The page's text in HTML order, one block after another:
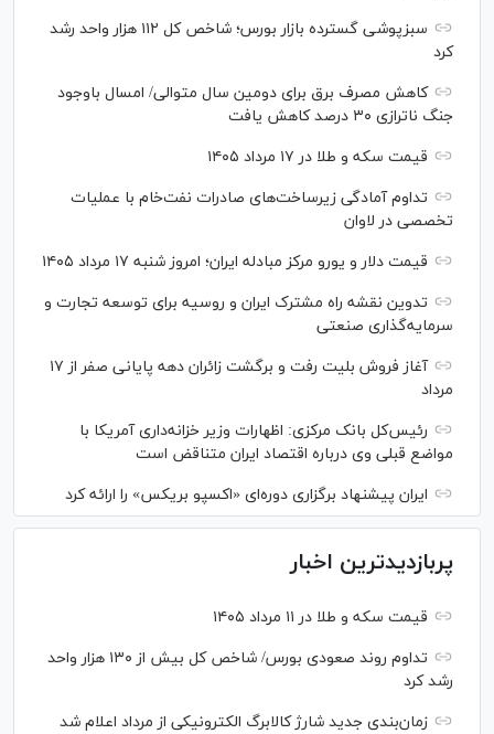
سبزپوشی گسترده بازار بورس؛ شاخص کل ۱۱۲ هزار واحد رشد
کرد
کاهش مصرف برق برای دومین سال متوالی/ امسال باوجود
جنگ ناترازی ۳۰ درصد کاهش یافت
قیمت سکه و طلا در ۱۷ مرداد ۱۴۰۵
تداوم آمادگی زیرساخت‌های صادرات نفت‌خام با عملیات
تخصصی در لاوان
قیمت دلار و یورو مرکز مبادله ایران؛ امروز شنبه ۱۷ مرداد ۱۴۰۵
تدوین نقشه راه مشترک ایران و روسیه برای توسعه تجارت و
سرمایه‌گذاری صنعتی
آغاز فروش بلیت رفت و برگشت زائران دهه پایانی صفر از ۱۷
مرداد
رئیس‌کل بانک مرکزی: اظهارات وزیر خزانه‌داری آمریکا با
مواضع قبلی وی درباره اقتصاد ایران متناقض است
ایران پیشنهاد برگزاری دوره‌ای «اکسپو بریکس» را ارائه کرد
پربازدیدترین اخبار
قیمت سکه و طلا در ۱۱ مرداد ۱۴۰۵
تداوم روند صعودی بورس/ شاخص کل بیش از ۱۳۰ هزار واحد
رشد کرد
زمان‌بندی جدید شارژ کالابرگ الکترونیکی از مرداد اعلام شد